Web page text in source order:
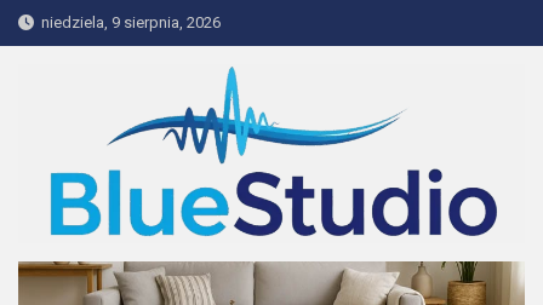
Skip
to
niedziela, 9 sierpnia, 2026
BlueStudio